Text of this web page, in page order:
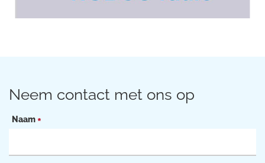
Neem contact met ons op
Naam *